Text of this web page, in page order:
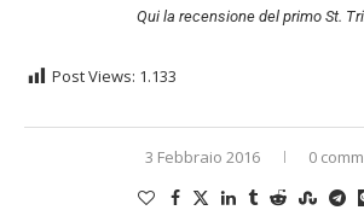
Qui la recensione del primo St.
Post Views: 1.133
3 Febbraio 2016 0